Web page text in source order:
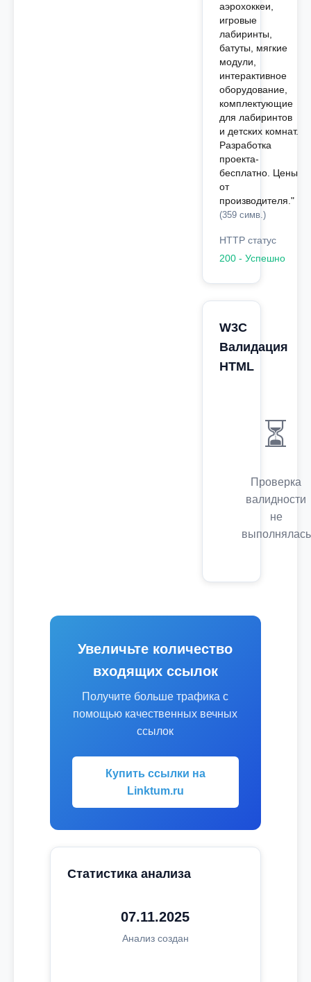
аэрохоккеи,
игровые
лабиринты,
батуты, мягкие
модули,
интерактивное
оборудование,
комплектующие
для лабиринтов
и детских комнат.
Разработка
проекта-
бесплатно. Цены
от
производителя."
(359 симв.)
HTTP статус
200 - Успешно
W3C
Валидация
HTML
⏳
Проверка
валидности
не
выполнялась
Увеличьте количество
входящих ссылок
Получите больше трафика с
помощью качественных вечных
ссылок
Купить ссылки на
Linktum.ru
Статистика анализа
07.11.2025
Анализ создан